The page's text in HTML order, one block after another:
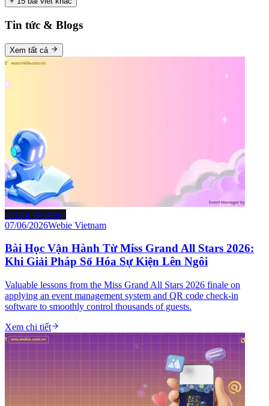
Tin tức & Blogs
Xem tất cả
Tin tức & Blogs
07/06/2026Webie Vietnam
Bài Học Vận Hành Từ Miss Grand All Stars 2026:
Khi Giải Pháp Số Hóa Sự Kiện Lên Ngôi
Valuable lessons from the Miss Grand All Stars 2026 finale on
applying an event management system and QR code check-in
software to smoothly control thousands of guests.
Xem chi tiết